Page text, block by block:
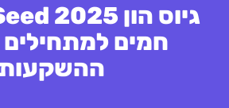
חמים